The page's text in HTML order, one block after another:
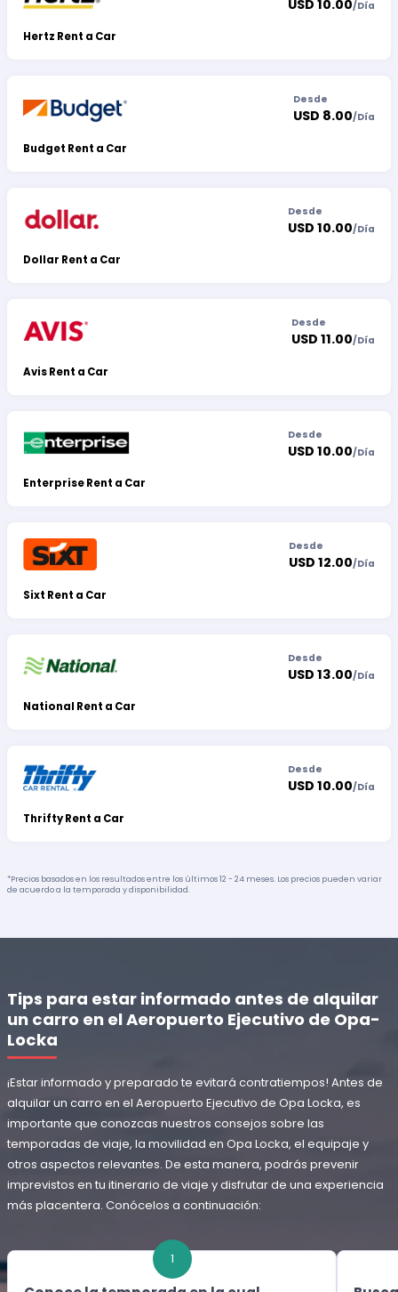
Hertz Rent a Car
USD 10.00/Día
Budget Rent a Car
Desde
USD 8.00/Día
Dollar Rent a Car
Desde
USD 10.00/Día
Avis Rent a Car
Desde
USD 11.00/Día
Enterprise Rent a Car
Desde
USD 10.00/Día
Sixt Rent a Car
Desde
USD 12.00/Día
National Rent a Car
Desde
USD 13.00/Día
Thrifty Rent a Car
Desde
USD 10.00/Día
*Precios basados en los resultados entre los últimos 12 - 24 meses. Los precios pueden variar
de acuerdo a la temporada y disponibilidad.
Tips para estar informado antes de alquilar
un carro en el Aeropuerto Ejecutivo de Opa-
Locka
¡Estar informado y preparado te evitará contratiempos! Antes de
alquilar un carro en el Aeropuerto Ejecutivo de Opa Locka, es
importante que conozcas nuestros consejos sobre las
temporadas de viaje, la movilidad en Opa Locka, el equipaje y
otros aspectos relevantes. De esta manera, podrás prevenir
imprevistos en tu itinerario de viaje y disfrutar de una experiencia
más placentera. Conócelos a continuación:
1